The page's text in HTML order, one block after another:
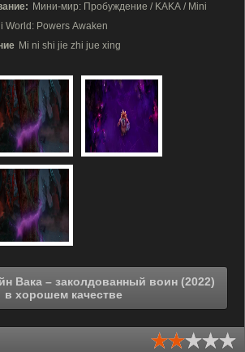
Мини-мир: Пробуждение / KAKA / Mini
World: Powers Awaken
Mi ni shi jie zhi jue xing
в хорошем качестве